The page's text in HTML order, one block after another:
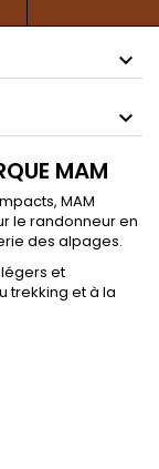
MAM
MAM
le randonneur en
des alpages.
et
trekking et à la